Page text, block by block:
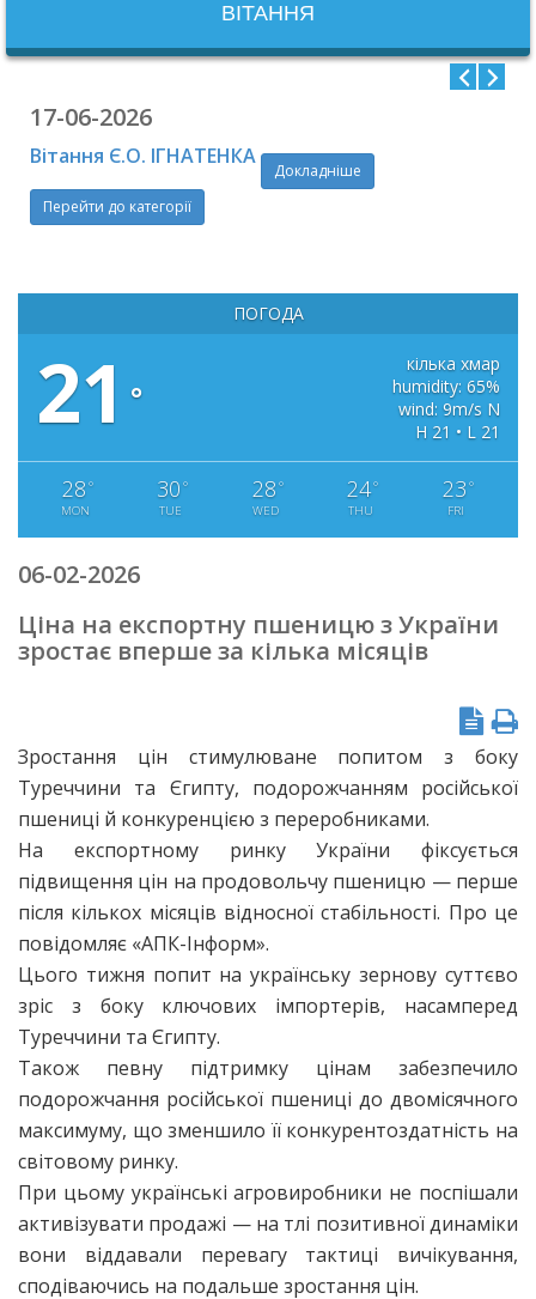
ВІТАННЯ
17-06-2026
Вітання Є.О. ІГНАТЕНКА
Докладніше
Перейти до категорії
ПОГОДА
21 °
кілька хмар
humidity: 65%
wind: 9m/s N
H 21 • L 21
28 °
MON
30 °
TUE
28 °
WED
24°
THU
23 °
FRI
06-02-2026
Ціна на експортну пшеницю з України
зростає вперше за кілька місяців
Зростання цін стимулюване попитом з боку
Туреччини та Єгипту, подорожчанням російської
пшениці й конкуренцією з переробниками.
На експортному ринку України фіксується
підвищення цін на продовольчу пшеницю — перше
після кількох місяців відносної стабільності. Про це
повідомляє «АПК-Інформ».
Цього тижня попит на українську зернову суттєво
зріс з боку ключових імпортерів, насамперед
Туреччини та Єгипту.
Також певну підтримку цінам забезпечило
подорожчання російської пшениці до двомісячного
максимуму, що зменшило її конкурентоздатність на
світовому ринку.
При цьому українські агровиробники не поспішали
активізувати продажі — на тлі позитивної динаміки
вони віддавали перевагу тактиці вичікування,
сподіваючись на подальше зростання цін.